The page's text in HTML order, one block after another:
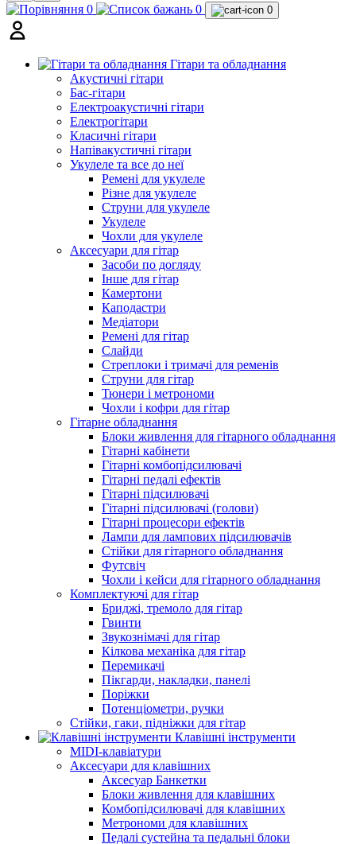
0 0 0
Гітари та обладнання
Акустичні гітари
Бас-гітари
Електроакустичні гітари
Електрогітари
Класичні гітари
Напівакустичні гітари
Укулеле та все до неї
Ремені для укулеле
Різне для укулеле
Струни для укулеле
Укулеле
Чохли для укулеле
Аксесуари для гітар
Засоби по догляду
Інше для гітар
Камертони
Каподастри
Медіатори
Ремені для гітар
Слайди
Стреплоки і тримачі для ременів
Струни для гітар
Тюнери і метрономи
Чохли і кофри для гітар
Гітарне обладнання
Блоки живлення для гітарного обладнання
Гітарні кабінети
Гітарні комбопідсилювачі
Гітарні педалі ефектів
Гітарні підсилювачі
Гітарні підсилювачі (голови)
Гітарні процесори ефектів
Лампи для лампових підсилювачів
Стійки для гітарного обладнання
Футсвіч
Чохли і кейси для гітарного обладнання
Комплектуючі для гітар
Бриджі, тремоло для гітар
Гвинти
Звукознімачі для гітар
Кілкова механіка для гітар
Перемикачі
Пікгарди, накладки, панелі
Поріжки
Потенціометри, ручки
Стійки, гаки, підніжки для гітар
Клавішні інструменти
MIDI-клавіатури
Аксесуари для клавішних
Аксесуар Банкетки
Блоки живлення для клавішних
Комбопідсилювачі для клавішних
Метрономи для клавішних
Педалі сустейна та педальні блоки